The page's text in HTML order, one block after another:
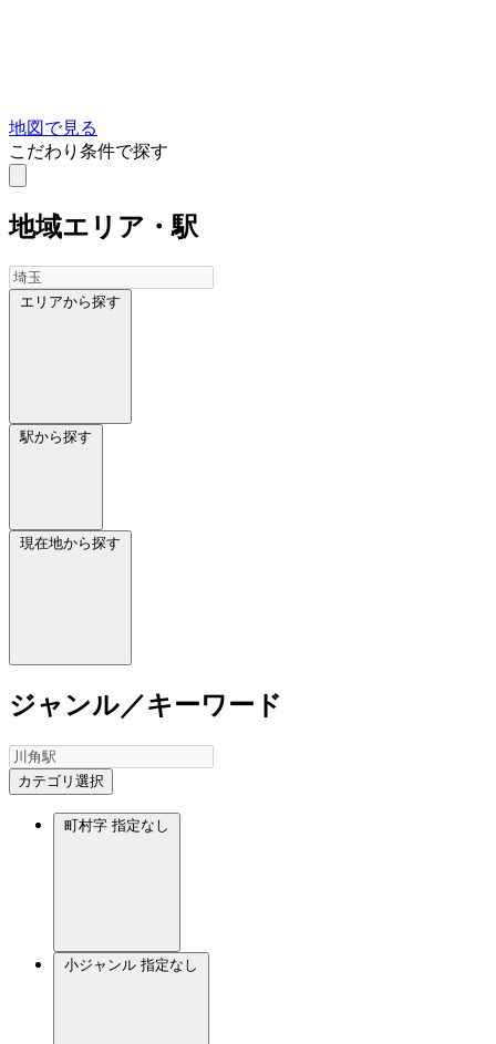
地図で見る
こだわり条件で探す
地域エリア・駅
エリアから探す
駅から探す
現在地から探す
ジャンル／キーワード
カテゴリ選択
町村字 指定なし
小ジャンル 指定なし